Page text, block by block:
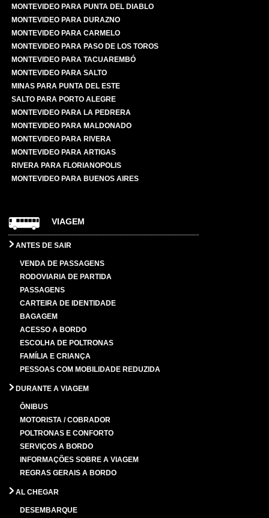
MONTEVIDEO PARA PUNTA DEL DIABLO
MONTEVIDEO PARA DURAZNO
MONTEVIDEO PARA CARMELO
MONTEVIDEO PARA PASO DE LOS TOROS
MONTEVIDEO PARA TACUAREMBÓ
MONTEVIDEO PARA SALTO
MINAS PARA PUNTA DEL ESTE
SALTO PARA PORTO ALEGRE
MONTEVIDEO PARA LA PEDRERA
MONTEVIDEO PARA MALDONADO
MONTEVIDEO PARA RIVERA
MONTEVIDEO PARA ARTIGAS
RIVERA PARA FLORIANOPOLIS
MONTEVIDEO PARA BUENOS AIRES
VIAGEM
ANTES DE SAIR
VENDA DE PASSAGENS
RODOVIARIA DE PARTIDA
PASSAGENS
CARTEIRA DE IDENTIDADE
BAGAGEM
ACESSO A BORDO
ESCOLHA DE POLTRONAS
FAMÍLIA E CRIANÇA
PESSOAS COM MOBILIDADE REDUZIDA
DURANTE A VIAGEM
ÔNIBUS
MOTORISTA / COBRADOR
POLTRONAS E CONFORTO
SERVIÇOS A BORDO
INFORMAÇÕES SOBRE A VIAGEM
REGRAS GERAIS A BORDO
AL CHEGAR
DESEMBARQUE